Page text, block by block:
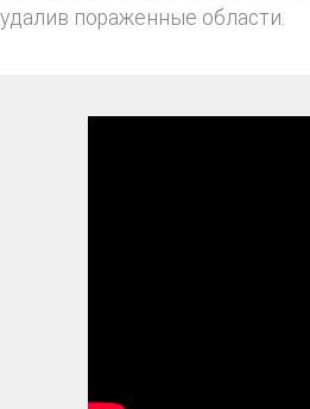
удалив пораженные области.